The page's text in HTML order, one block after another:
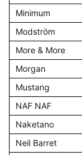
Minimum
Modström
More & More
Morgan
Mustang
NAF NAF
Naketano
Neil Barret